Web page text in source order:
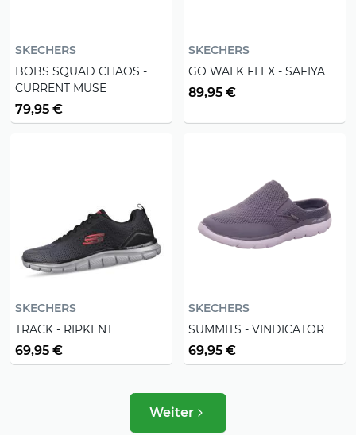
SKECHERS
BOBS SQUAD CHAOS -
CURRENT MUSE
79,95 €
SKECHERS
GO WALK FLEX - SAFIYA
89,95 €
SKECHERS
TRACK - RIPKENT
69,95 €
SKECHERS
SUMMITS - VINDICATOR
69,95 €
Weiter